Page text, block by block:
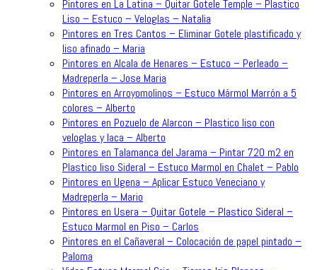
Pintores en La Latina – Quitar Gotele Temple – Plastico
Liso – Estuco – Veloglas – Natalia
Pintores en Tres Cantos – Eliminar Gotele plastificado y
liso afinado – Maria
Pintores en Alcala de Henares – Estuco – Perleado –
Madreperla – Jose Maria
Pintores en Arroyomolinos – Estuco Mármol Marrón a 5
colores – Alberto
Pintores en Pozuelo de Alarcon – Plastico liso con
veloglas y laca – Alberto
Pintores en Talamanca del Jarama – Pintar 720 m2 en
Plastico liso Sideral – Estuco Marmol en Chalet – Pablo
Pintores en Ugena – Aplicar Estuco Veneciano y
Madreperla – Mario
Pintores en Usera – Quitar Gotele – Plastico Sideral –
Estuco Marmol en Piso – Carlos
Pintores en el Cañaveral – Colocación de papel pintado –
Paloma